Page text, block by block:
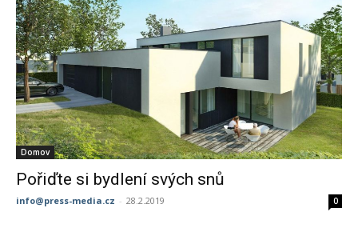
Domov
Pořiďte si bydlení svých snů
info@press-media.cz - 28.2.2019 0